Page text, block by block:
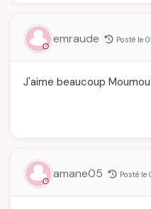
emraude Posté le
J'aime beaucoup
amane05 Posté le